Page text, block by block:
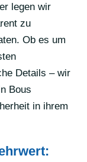
legen wir
zu
Ob es um
Details – wir
Bous
in ihrem